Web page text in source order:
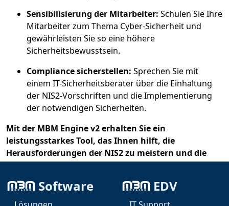
Sensibilisierung der Mitarbeiter: Schulen Sie Ihre
Mitarbeiter zum Thema Cyber-Sicherheit und
gewährleisten Sie so eine höhere
Sicherheitsbewusstsein.
Compliance sicherstellen: Sprechen Sie mit
einem IT-Sicherheitsberater über die Einhaltung
der NIS2-Vorschriften und die Implementierung
der notwendigen Sicherheiten.
Mit der MBM Engine v2 erhalten Sie ein
leistungsstarkes Tool, das Ihnen hilft, die
Herausforderungen der NIS2 zu meistern und die
Sicherheit Ihrer IT-Infrastruktur zu verbessern.
#NIS2 #Cybersecurity #IT-Sicherheit #Digitalisierung
Software EDV